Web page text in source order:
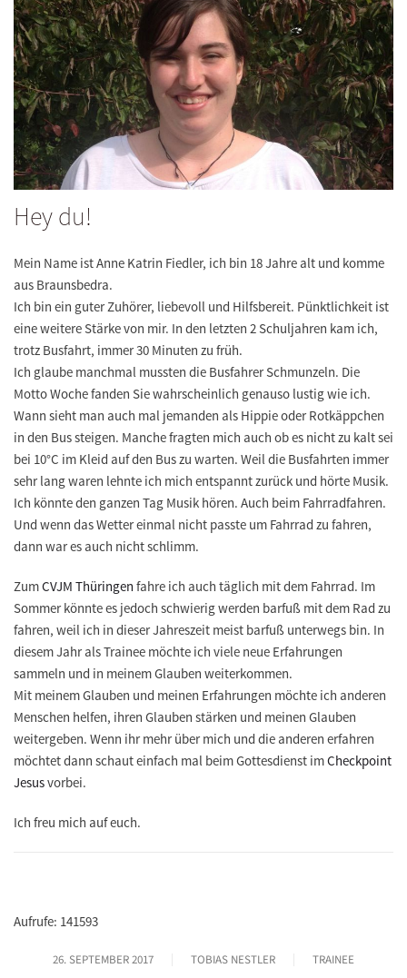
Hey du!
Mein Name istAnne Katrin Fiedler, ich bin 18 Jahre alt und komme
aus Braunsbedra.
Ich bin ein guter Zuhörer, liebevoll und Hilfsbereit. Pünktlichkeit ist
eine weitere Stärke von mir. In den letzten 2 Schuljahren kam ich,
trotz Busfahrt, immer 30 Minuten zu früh.
Ich glaube manchmal mussten die Busfahrer Schmunzeln. Die
Motto Woche fanden Sie wahrscheinlich genauso lustig wie ich.
Wann sieht man auch mal jemanden als Hippie oder Rotkäppchen
in den Bus steigen. Manche fragten mich auch ob es nicht zu kalt sei
bei 10°C im Kleid auf den Bus zu warten. Weil die Busfahrten immer
sehr lang waren lehnte ich mich entspannt zurück und hörte Musik.
Ich könnte den ganzen Tag Musik hören. Auch beim Fahrradfahren.
Und wenn das Wetter einmal nicht passte um Fahrrad zu fahren,
dann war es auch nicht schlimm.
ZumCVJM Thüringen fahre ich auch täglich mit dem Fahrrad. Im
Sommer könnte es jedoch schwierig werden barfuß mit dem Rad zu
fahren, weil ich in dieser Jahreszeit meist barfuß unterwegs bin. In
diesem Jahr als Trainee möchte ich viele neue Erfahrungen
sammeln und in meinem Glauben weiterkommen.
Mit meinem Glauben und meinen Erfahrungen möchte ich anderen
Menschen helfen, ihren Glauben stärken und meinen Glauben
weitergeben. Wenn ihr mehr über mich und die anderen erfahren
möchtet dann schaut einfach mal beim Gottesdienst imCheckpoint
Jesusvorbei.
Ich freu mich auf euch.
Aufrufe: 141593
26. SEPTEMBER 2017 TOBIAS NESTLER TRAINEE